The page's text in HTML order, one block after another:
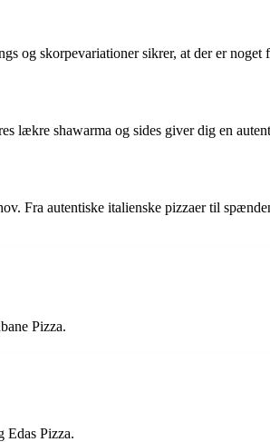
og skorpevariationer sikrer, at der er noget
lækre shawarma og sides giver dig en
Fra autentiske italienske pizzaer til
Pizza.
Edas Pizza.